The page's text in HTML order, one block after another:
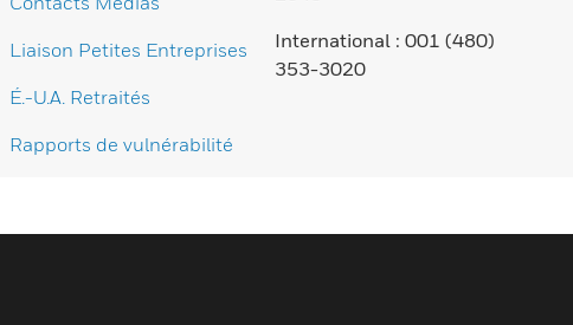
Liaison Petites Entreprises
É.-U.A. Retraités
Rapports de vulnérabilité
International : 001 (480)
353-3020